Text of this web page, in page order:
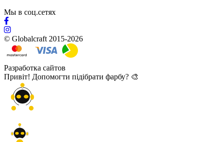
Мы в соц.сетях
© Globalcraft 2015-2026
Разработка сайтов
Привіт! Допомогти підібрати фарбу? 🎨